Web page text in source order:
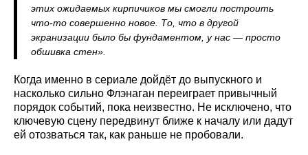
этих ожидаемых кирпичиков мы смогли построить
что-то совершенно новое. То, что в другой
экранизации было бы фундаментом, у нас — просто
обшивка стен».
Когда именно в сериале дойдёт до выпускного и
насколько сильно Флэнаган переиграет привычный
порядок событий, пока неизвестно. Не исключено, что
ключевую сцену передвинут ближе к началу или дадут
ей отозваться так, как раньше не пробовали.